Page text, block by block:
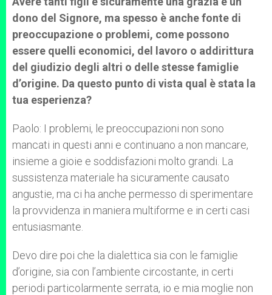
dono del Signore, ma spesso è anche fonte di
preoccupazione o problemi, come possono
essere quelli economici, del lavoro o addirittura
del giudizio degli altri o delle stesse famiglie
d’origine. Da questo punto di vista qual è stata la
tua esperienza?
Paolo: I problemi, le preoccupazioni non sono
mancati in questi anni e continuano a non mancare,
insieme a gioie e soddisfazioni molto grandi. La
sussistenza materiale ha sicuramente causato
angustie, ma ci ha anche permesso di sperimentare
la provvidenza in maniera multiforme e in certi casi
entusiasmante.
Devo dire poi che la dialettica sia con le famiglie
d’origine, sia con l’ambiente circostante, in certi
periodi particolarmente serrata, io e mia moglie non